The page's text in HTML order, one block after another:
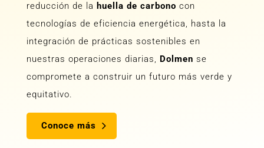
reducción de la huella de carbono con
tecnologías de eficiencia energética, hasta la
integración de prácticas sostenibles en
nuestras operaciones diarias, Dolmen se
compromete a construir un futuro más verde y
equitativo.
Conoce más